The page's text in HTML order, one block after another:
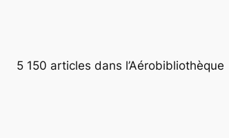
5 150 articles dans l’Aérobibliothèque